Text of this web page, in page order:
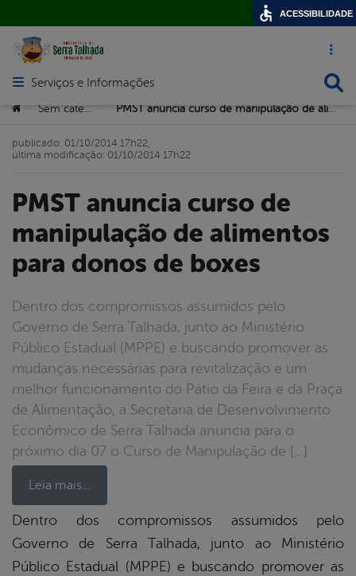
Acesso
Abrir menu principal de navegação
Serviços e Informações
Você está aqui:
> >
PMST anuncia curso de
manipulação de alimentos
para donos de boxes
Dentro dos compromissos assumidos pelo
Governo de Serra Talhada, junto ao Ministério
Público Estadual (MPPE) e buscando promover as
mudanças necessárias para revitalização e um
melhor funcionamento do Pátio da Feira e da Praça
de Alimentação, a Secretaria de Desenvolvimento
Econômico de Serra Talhada anuncia para o
próximo dia 07 o Curso de Manipulação de […]
Leia mais…
publicado: 01/10/2014 17h22,
última modificação: 01/10/2014 17h22
Dentro dos compromissos assumidos pelo
Governo de Serra Talhada, junto ao Ministério
Público Estadual (MPPE) e buscando promover as
ACESSIBILIDADE